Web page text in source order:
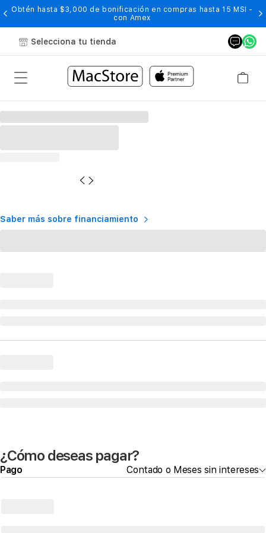
Obtén hasta $3,000 de bonificación en compras hasta 15 MSI -
con Amex
Selecciona tu tienda
Saber más sobre financiamiento
¿Cómo deseas pagar?
Pago Contado o Meses sin intereses